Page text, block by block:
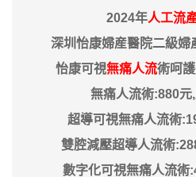
2024年人工流
深圳怡康婦産醫院二級婦
怡康可視無痛人流術呵
無痛人流術:880元
超導可視無痛人流術
雙腔減壓超導人流術
數字化可視無痛人流術